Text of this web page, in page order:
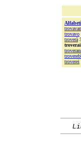
trovavo
troverà
troverei